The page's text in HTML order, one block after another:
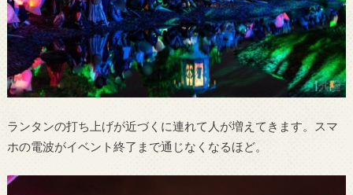
ランタンの打ち上げが近づくに連れて人が増えてきます。スマ
ホの電波がイベント終了まで通じなくなるほど。